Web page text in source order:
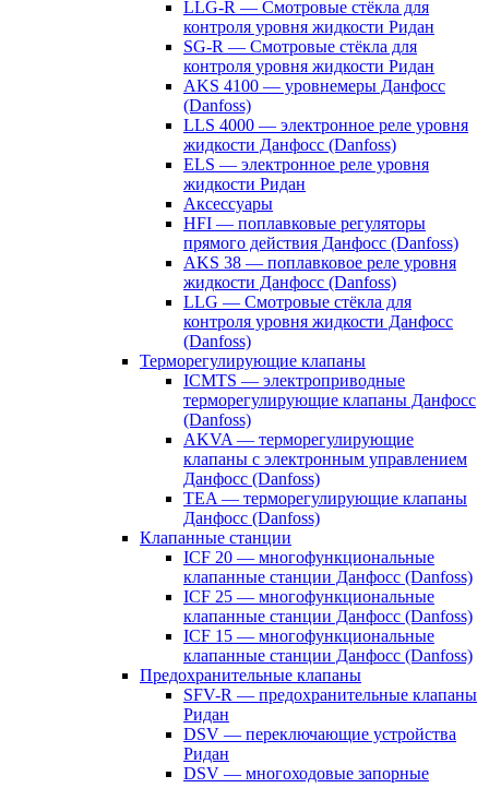
LLG-R — Смотровые стёкла для
контроля уровня жидкости Ридан
SG-R — Смотровые стёкла для
контроля уровня жидкости Ридан
AKS 4100 — уровнемеры Данфосс
(Danfoss)
LLS 4000 — электронное реле уровня
жидкости Данфосс (Danfoss)
ELS — электронное реле уровня
жидкости Ридан
Аксессуары
HFI — поплавковые регуляторы
прямого действия Данфосс (Danfoss)
AKS 38 — поплавковое реле уровня
жидкости Данфосс (Danfoss)
LLG — Смотровые стёкла для
контроля уровня жидкости Данфосс
(Danfoss)
Терморегулирующие клапаны
ICMTS — электроприводные
терморегулирующие клапаны Данфосс
(Danfoss)
AKVA — терморегулирующие
клапаны с электронным управлением
Данфосс (Danfoss)
TEA — терморегулирующие клапаны
Данфосс (Danfoss)
Клапанные станции
ICF 20 — многофункциональные
клапанные станции Данфосс (Danfoss)
ICF 25 — многофункциональные
клапанные станции Данфосс (Danfoss)
ICF 15 — многофункциональные
клапанные станции Данфосс (Danfoss)
Предохранительные клапаны
SFV-R — предохранительные клапаны
Ридан
DSV — переключающие устройства
Ридан
DSV — многоходовые запорные